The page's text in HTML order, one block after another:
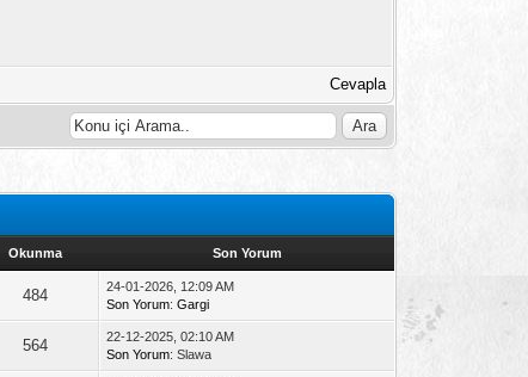
Cevapla
Okunma Son Yorum
484
24-01-2026, 12:09 AM
Son Yorum:Gargi
564
22-12-2025, 02:10 AM
Son Yorum: Slawa